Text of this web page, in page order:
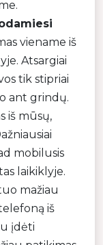
viename iš
Atsargiai
tik stipriai
ant grindų.
iš mūsų,
mobilusis
laikiklyje.
mažiau
iš
įdėti